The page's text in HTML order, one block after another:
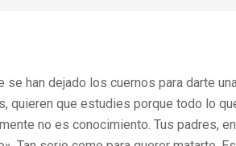
han dejado los cuernos para darte
quieren que estudies porque todo lo
no es conocimiento. Tus padres,